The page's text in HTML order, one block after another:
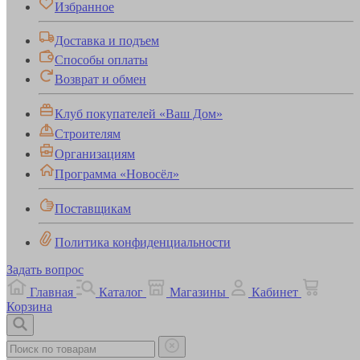
Избранное
Доставка и подъем
Способы оплаты
Возврат и обмен
Клуб покупателей «Ваш Дом»
Строителям
Организациям
Программа «Новосёл»
Поставщикам
Политика конфиденциальности
Задать вопрос
Главная
Каталог Магазины
Кабинет
Корзина